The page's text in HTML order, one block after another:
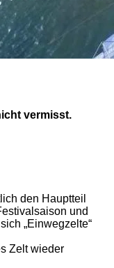
vermisst.
den Hauptteil
und
„Einwegzelte“
Zelt wieder